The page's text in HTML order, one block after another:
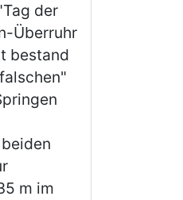
der
Überruhr
bestand
m im